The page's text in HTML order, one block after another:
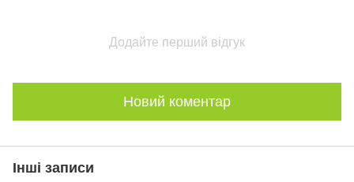
Додайте перший відгук
Новий коментар
Інші записи